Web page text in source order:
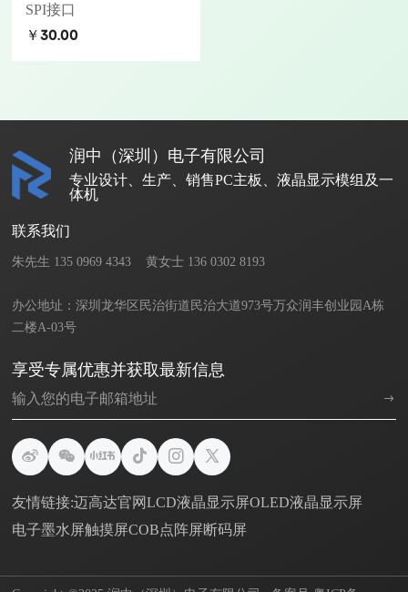
SPI接口
￥30.00
润中（深圳）电子有限公司
专业设计、生产、销售PC主板、液晶显示模组及一
体机
享受专属优惠并获取最新信息
联系我们
朱先生 135 0969 4343    黄女士 136 0302 8193
办公地址：深圳龙华区民治街道民治大道973号万众润丰创业园A栋
二楼A-03号
友情链接:迈高达官网LCD液晶显示屏OLED液晶显示屏
电子墨水屏触摸屏COB点阵屏断码屏